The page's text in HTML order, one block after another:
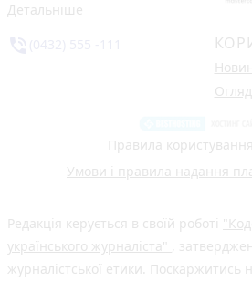
Детальніше
Правила
Умови і правила надання
Редакція керується в своїй роботі
українського журналіста" ,
журналістської етики. Поскаржитись